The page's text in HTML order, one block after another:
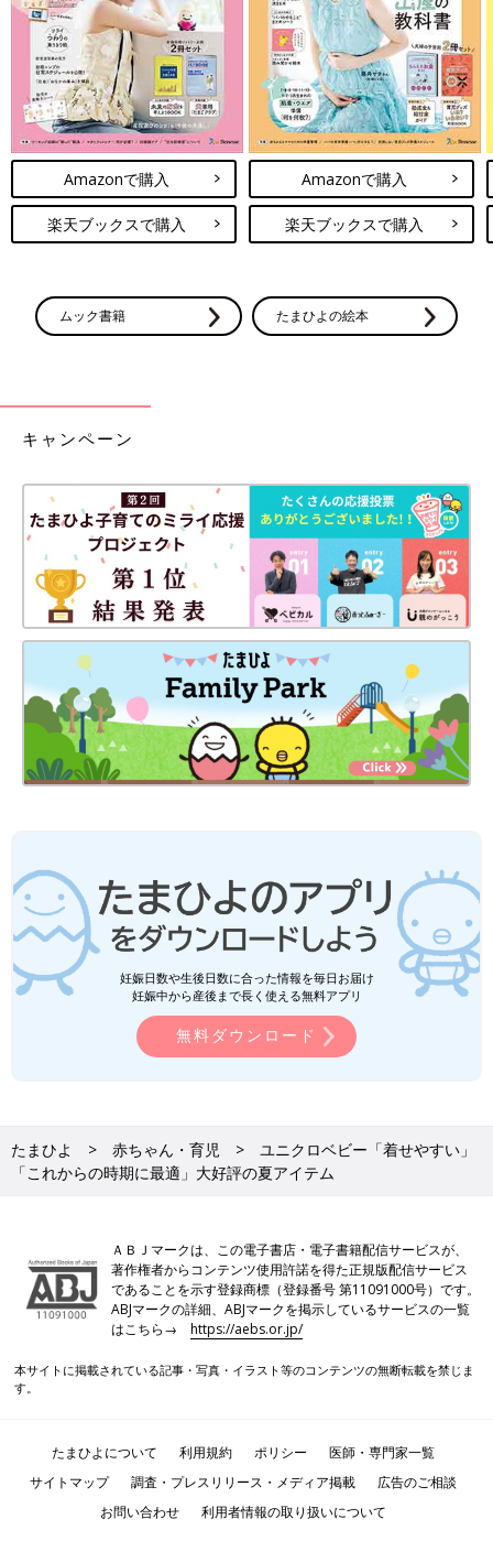
Amazonで購入
楽天ブックスで購入
Amazonで購入
楽天ブックスで購入
ムック書籍 たまひよの絵本
キャンペーン
妊娠日数や生後日数に合った情報を毎日お届け
妊娠中から産後まで長く使える無料アプリ
無料ダウンロード
たまひよ 赤ちゃん・育児
ユニクロベビー「着せやすい」
「これからの時期に最適」大好評の夏アイテム
ＡＢＪマークは、この電子書店・電子書籍配信サービスが、
著作権者からコンテンツ使用許諾を得た正規版配信サービス
であることを示す登録商標（登録番号 第11091000号）です。
ABJマークの詳細、ABJマークを掲示しているサービスの一覧
はこちら→https://aebs.or.jp/
本サイトに掲載されている記事・写真・イラスト等のコンテンツの無断転載を禁じま
す。
たまひよについて 利用規約 ポリシー
医師・専門家一覧
サイトマップ
調査・プレスリリース・メディア掲載
広告のご相談
お問い合わせ
利用者情報の取り扱いについて